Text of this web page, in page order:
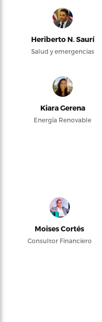
Heriberto N. Saurí
Salud y emergencias
Kiara Gerena
Energía Renovable
Moises Cortés
Consultor Financiero